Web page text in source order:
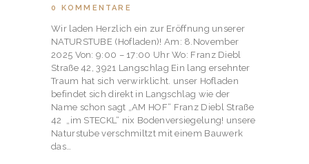
0
KOMMENTARE
Wir laden Herzlich ein zur Eröffnung unserer
NATURSTUBE (Hofladen)! Am: 8.November
2025 Von: 9:00 – 17:00 Uhr Wo: Franz Diebl
Straße 42, 3921 Langschlag Ein lang ersehnter
Traum hat sich verwirklicht. unser Hofladen
befindet sich direkt in Langschlag wie der
Name schon sagt „AM HOF“ Franz Diebl Straße
42 „im STECKL“ nix Bodenversiegelung! unsere
Naturstube verschmiltzt mit einem Bauwerk
das…